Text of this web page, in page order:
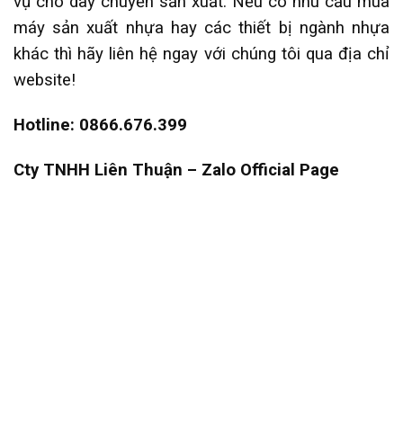
máy sản xuất nhựa hay các thiết bị ngành nhựa
khác thì hãy liên hệ ngay với chúng tôi qua địa chỉ
website!
Hotline: 0866.676.399
Cty TNHH Liên Thuận – Zalo Official Page